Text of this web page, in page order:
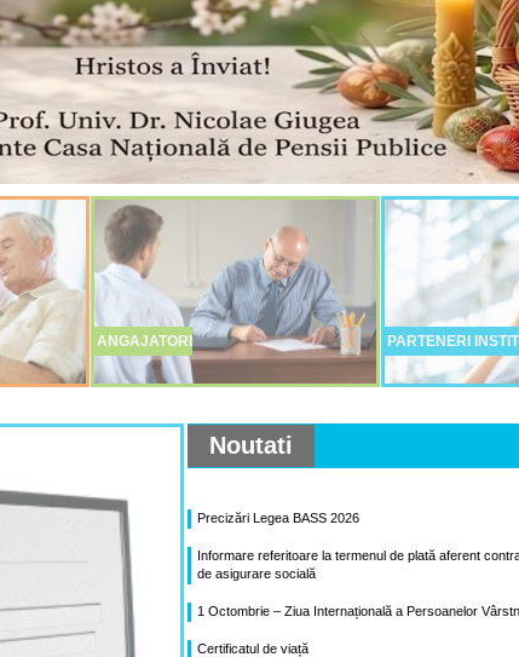
ANGAJATORI PARTENERI
Noutati
Precizări Legea BASS 2026
Informare referitoare la termenul de plată aferent
de asigurare socială
1 Octombrie – Ziua Internațională a Persoanelor
Certificatul de viață